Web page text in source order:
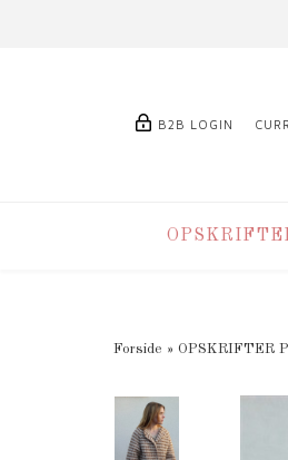
B2B LOGIN
Forside » OPSKRIFTER